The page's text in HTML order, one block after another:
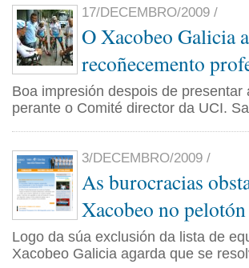
17/DECEMBRO/2009 /
O Xacobeo Galicia
recoñecemento
Boa impresión despois de
perante o Comité director da UCI.
3/DECEMBRO/2009 /
As burocracias
Xacobeo no
Logo da súa exclusión da lista de
Xacobeo Galicia agarda que se